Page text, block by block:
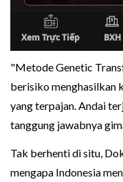
"Metode Genetic
berisiko menghasilkan
yang terpajan. Andai
tanggung jawabnya
Tak berhenti di situ,
mengapa Indonesia